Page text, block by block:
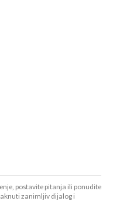
postavite pitanja ili ponudite
zanimljiv dijalog i